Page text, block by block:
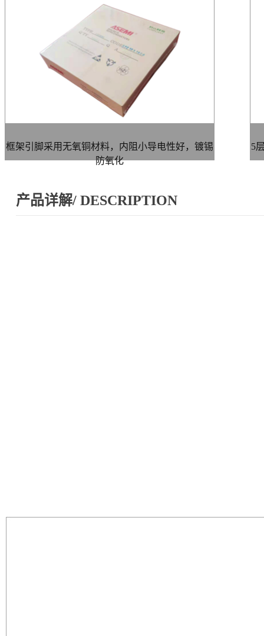
框架引脚采用无氧铜材料，内阻小导电性好，镀锡
防氧化
5
产品详解/ DESCRIPTION